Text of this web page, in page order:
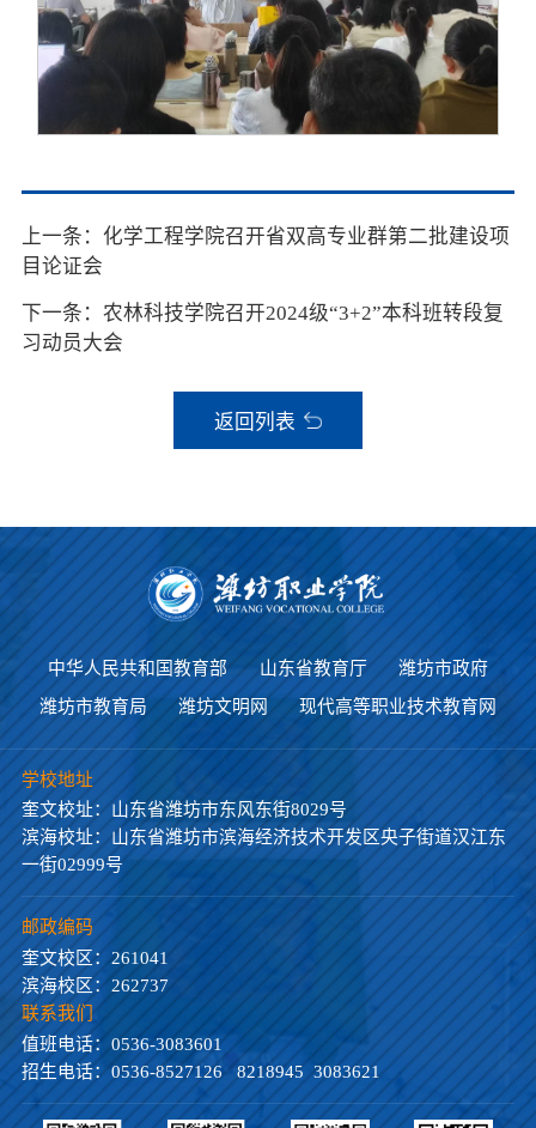
上一条：化学工程学院召开省双高专业群第二批建设项
目论证会
下一条：农林科技学院召开2024级“3+2”本科班转段复
习动员大会
返回列表
中华人民共和国教育部 山东省教育厅
潍坊市政府
潍坊市教育局
潍坊文明网 现代高等职业技术教育网
学校地址
奎文校址：山东省潍坊市东风东街8029号
滨海校址：山东省潍坊市滨海经济技术开发区央子街道汉江东
一街02999号
邮政编码
奎文校区：261041
滨海校区：262737
联系我们
值班电话：0536-3083601
招生电话：0536-8527126 8218945 3083621